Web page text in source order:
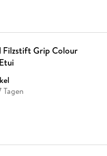
Filzstift Grip Colour